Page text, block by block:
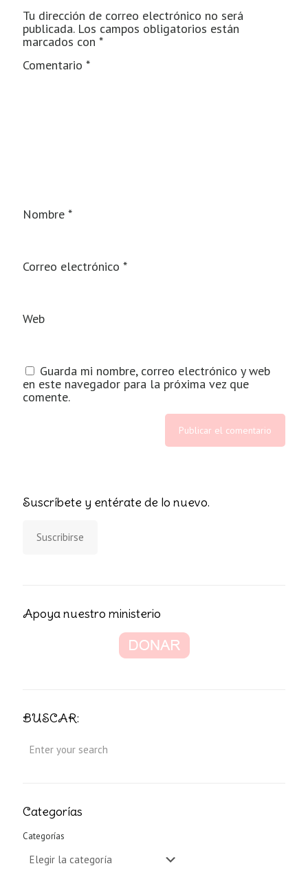
Tu dirección de correo electrónico no será
publicada. Los campos obligatorios están
marcados con *
Comentario *
Nombre *
Correo electrónico *
Web
Guarda mi nombre, correo electrónico y web
en este navegador para la próxima vez que
comente.
Suscríbete y entérate de lo nuevo.
Suscribirse
Apoya nuestro ministerio
BUSCAR:
Categorías
Categorías